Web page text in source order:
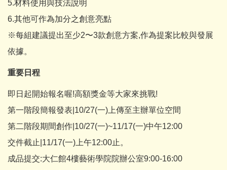
5.材料使用與技法說明
6.其他可作為加分之創意亮點
※每組建議提出至少2〜3款創意方案,作為提案比較與發展
依據。
重要日程
即日起開始報名喔!高額獎金等大家來挑戰!
第一階段簡報發表|10/27(一)上傳至主辦單位空間
第二階段期間創作|10/27(一)~11/17(一)中午12:00
交件截止|11/17(一)上午12:00止。
成品提交:大仁館4樓藝術學院院辦公室9:00-16:00